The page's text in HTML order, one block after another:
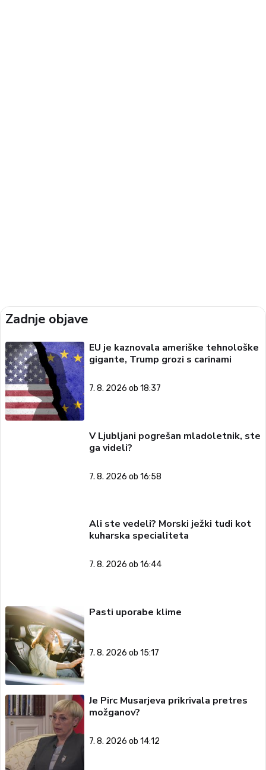
Zadnje objave
EU je kaznovala ameriške tehnološke
gigante, Trump grozi s carinami
7. 8. 2026 ob 18:37
V Ljubljani pogrešan mladoletnik, ste
ga videli?
7. 8. 2026 ob 16:58
Ali ste vedeli? Morski ježki tudi kot
kuharska specialiteta
7. 8. 2026 ob 16:44
Pasti uporabe klime
7. 8. 2026 ob 15:17
Je Pirc Musarjeva prikrivala pretres
možganov?
7. 8. 2026 ob 14:12